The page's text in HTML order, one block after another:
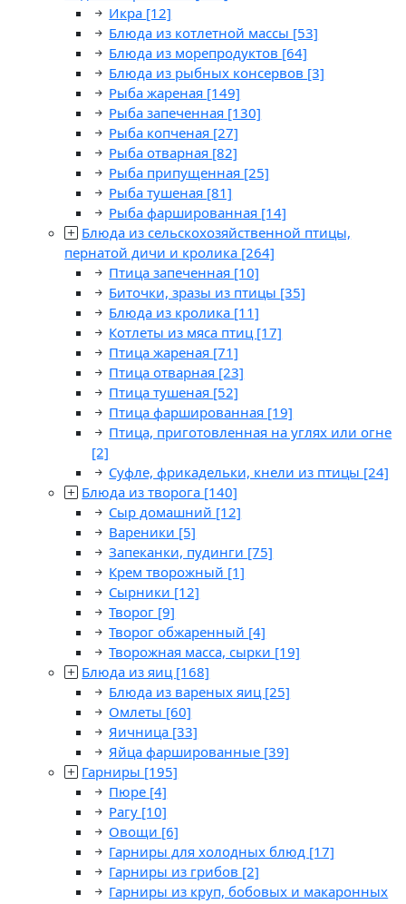
Икра [12]
Блюда из котлетной массы [53]
Блюда из морепродуктов [64]
Блюда из рыбных консервов [3]
Рыба жареная [149]
Рыба запеченная [130]
Рыба копченая [27]
Рыба отварная [82]
Рыба припущенная [25]
Рыба тушеная [81]
Рыба фаршированная [14]
Блюда из сельскохозяйственной птицы,
пернатой дичи и кролика [264]
Птица запеченная [10]
Биточки, зразы из птицы [35]
Блюда из кролика [11]
Котлеты из мяса птиц [17]
Птица жареная [71]
Птица отварная [23]
Птица тушеная [52]
Птица фаршированная [19]
Птица, приготовленная на углях или огне
[2]
Суфле, фрикадельки, кнели из птицы [24]
Блюда из творога [140]
Сыр домашний [12]
Вареники [5]
Запеканки, пудинги [75]
Крем творожный [1]
Сырники [12]
Творог [9]
Творог обжаренный [4]
Творожная масса, сырки [19]
Блюда из яиц [168]
Блюда из вареных яиц [25]
Омлеты [60]
Яичница [33]
Яйца фаршированные [39]
Гарниры [195]
Пюре [4]
Рагу [10]
Овощи [6]
Гарниры для холодных блюд [17]
Гарниры из грибов [2]
Гарниры из круп, бобовых и макаронных